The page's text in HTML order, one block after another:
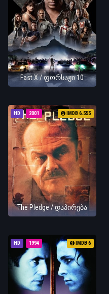
Fast X / ფორსაჟი 10
HD 2001 IMDB 6.555
The Pledge / დაპირება
HD 1994 IMDB 6